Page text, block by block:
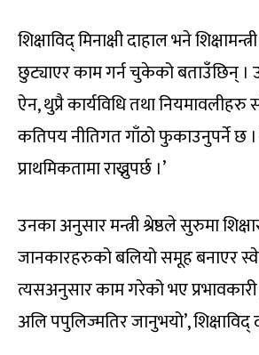
शिक्षाविद् मिनाक्षी दाहाल भने
छुट्याएर काम गर्न चुकेको बताउँछिन् ।
ऐन, थुप्रै कार्यविधि तथा नियमावलीहरु
कतिपय नीतिगत गाँठो फुकाउनुपर्ने छ
प्राथमिकतामा राख्नुपर्छ ।’
उनका अनुसार मन्त्री श्रेष्ठले सुरुमा
जानकारहरुको बलियो समूह बनाएर
त्यसअनुसार काम गरेको भए प्रभावकारी
अलि पपुलिज्मतिर जानुभयो’, शिक्षाविद्